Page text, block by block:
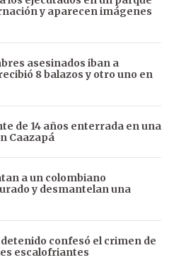
y aparecen imágenes
asesinados iban a
8 balazos y otro uno en
de 14 años enterrada en una
Caazapá
a un colombiano
y desmantelan una
confesó el crimen de
escalofriantes